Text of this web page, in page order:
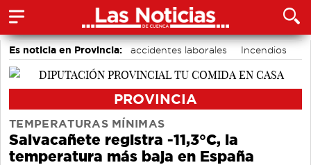
Es noticia en Provincia: accidentes laborales
Incendios
Medio Ambiente
PROVINCIA
TEMPERATURAS MÍNIMAS
Salvacañete registra -11,3°C, la
temperatura más baja en España